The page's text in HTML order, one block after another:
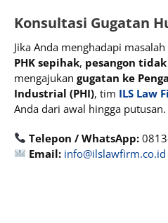
Konsultasi Gugatan
Jika Anda menghadapi
PHK sepihak, pesangon
mengajukan gugatan ke
Industrial (PHI), tim ILS Law
Anda dari awal hingga putusan.
Telepon / WhatsApp:
Email: info@ilslawfirm.co.id